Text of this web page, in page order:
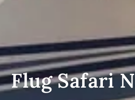
Flug Safari